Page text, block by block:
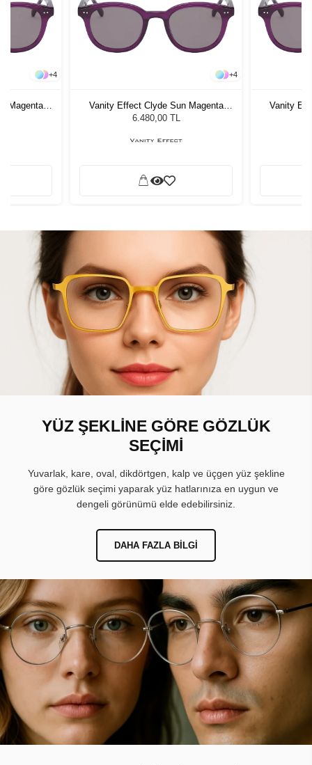
+4
Magenta
+4
Vanity Effect Clyde Sun Magenta
Kadın Güneş Gözlüğü
6.480,00 TL
Vanity
YÜZ ŞEKLİNE GÖRE GÖZLÜK
SEÇİMİ
Yuvarlak, kare, oval, dikdörtgen, kalp ve üçgen yüz şekline
göre gözlük seçimi yaparak yüz hatlarınıza en uygun ve
dengeli görünümü elde edebilirsiniz.
DAHA FAZLA BILGI